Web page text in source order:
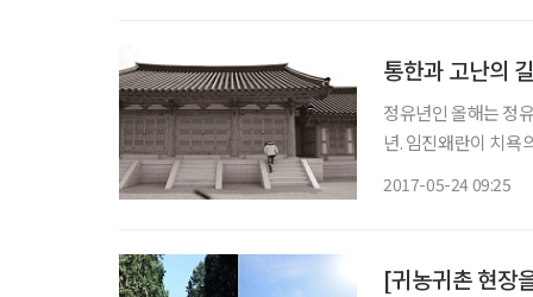
통한과 고난의
정유년인 올해는 정
년. 임진왜란이 치욕
2017-05-24 09:25
[귀농귀촌 현장